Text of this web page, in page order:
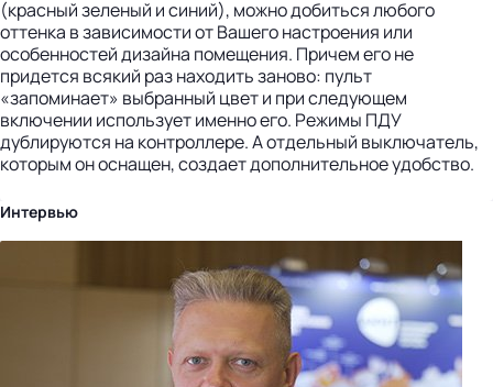
(красный зеленый и синий), можно добиться любого
оттенка в зависимости от Вашего настроения или
особенностей дизайна помещения. Причем его не
придется всякий раз находить заново: пульт
«запоминает» выбранный цвет и при следующем
включении использует именно его. Режимы ПДУ
дублируются на контроллере. А отдельный выключатель,
которым он оснащен, создает дополнительное удобство.
Интервью